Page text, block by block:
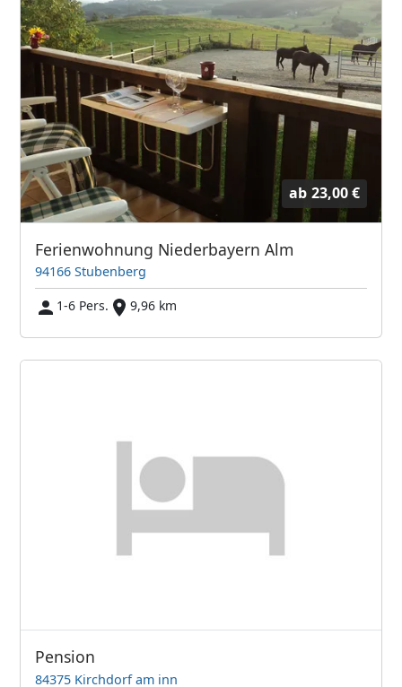
ab 23,00 €
Ferienwohnung Niederbayern Alm
94166 Stubenberg
1-6 Pers.
9,96 km
Pension
84375 Kirchdorf am inn